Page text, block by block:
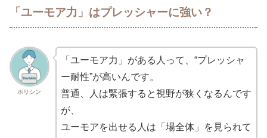
「ユーモア力」はプレッシャーに強い？
ホリシン
「ユーモア力」がある人って、“プレッシャ
ー耐性”が高いんです。
普通、人は緊張すると視野が狭くなるんです
が、
ユーモアを出せる人は「場全体」を見られて